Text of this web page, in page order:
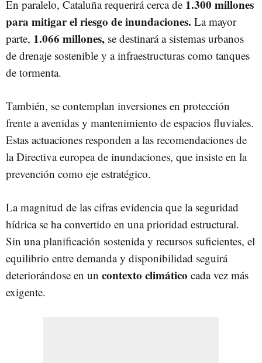
En paralelo, Cataluña requerirá cerca de 1.300 millones
para mitigar el riesgo de inundaciones. La mayor
parte, 1.066 millones, se destinará a sistemas urbanos
de drenaje sostenible y a infraestructuras como tanques
de tormenta.
También, se contemplan inversiones en protección
frente a avenidas y mantenimiento de espacios fluviales.
Estas actuaciones responden a las recomendaciones de
la Directiva europea de inundaciones, que insiste en la
prevención como eje estratégico.
La magnitud de las cifras evidencia que la seguridad
hídrica se ha convertido en una prioridad estructural.
Sin una planificación sostenida y recursos suficientes, el
equilibrio entre demanda y disponibilidad seguirá
deteriorándose en un contexto climático cada vez más
exigente.